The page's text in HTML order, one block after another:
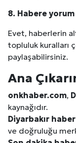
8. Habere
Evet, haberlerin
topluluk kuralları
paylaşabilirsiniz.
Ana
onkhaber.com,
kaynağıdır.
Diyarbakır haber
ve doğruluğu